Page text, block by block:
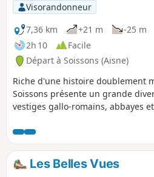
Visorandonneur
7,36 km
+21 m
-25 m
2h 10
Facile
Départ à Soissons (Aisne)
Riche d'une histoire doublement
Soissons présente un grande
vestiges gallo-romains, abbayes
Cette randonnée urbaine invite à
patrimoine ! Une touche
présente en plusieurs endroits de
première guerre mondiale.
Les Belles Vues